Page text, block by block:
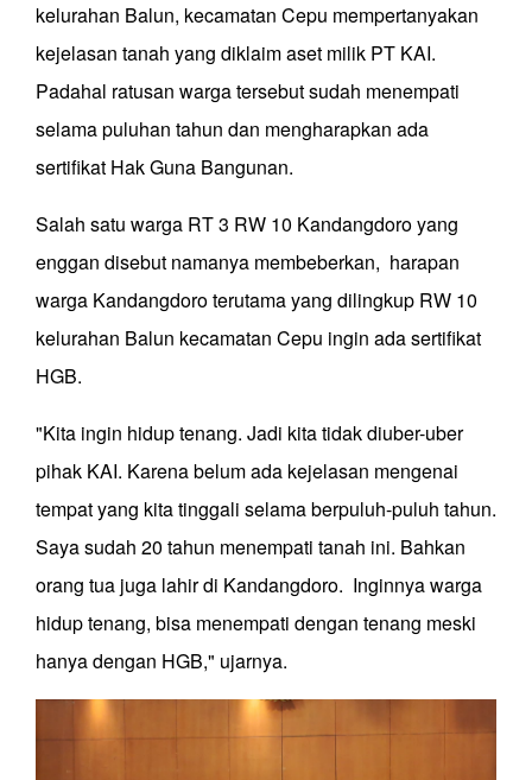
kelurahan Balun, kecamatan Cepu mempertanyakan
kejelasan tanah yang diklaim aset milik PT KAI.
Padahal ratusan warga tersebut sudah menempati
selama puluhan tahun dan mengharapkan ada
sertifikat Hak Guna Bangunan.
Salah satu warga RT 3 RW 10 Kandangdoro yang
enggan disebut namanya membeberkan, harapan
warga Kandangdoro terutama yang dilingkup RW 10
kelurahan Balun kecamatan Cepu ingin ada sertifikat
HGB.
"Kita ingin hidup tenang. Jadi kita tidak diuber-uber
pihak KAI. Karena belum ada kejelasan mengenai
tempat yang kita tinggali selama berpuluh-puluh tahun.
Saya sudah 20 tahun menempati tanah ini. Bahkan
orang tua juga lahir di Kandangdoro. Inginnya warga
hidup tenang, bisa menempati dengan tenang meski
hanya dengan HGB," ujarnya.